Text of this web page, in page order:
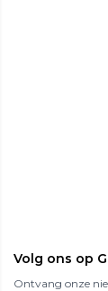
Volg ons op
Ontvang onze